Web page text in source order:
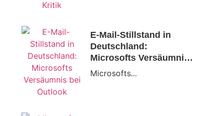
ACDSee Photo Studio Professional
39.99 EUR
Zum Produkt
E-Mail-Stillstand in
Deutschland:
Microsofts Versäumnis
bei Outlook
Microsofts...